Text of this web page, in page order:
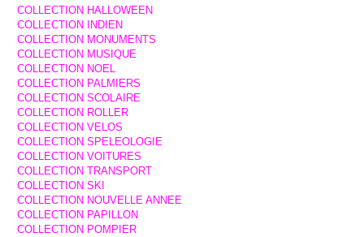
COLLECTION HALLOWEEN
COLLECTION INDIEN
COLLECTION MONUMENTS
COLLECTION MUSIQUE
COLLECTION NOEL
COLLECTION PALMIERS
COLLECTION SCOLAIRE
COLLECTION ROLLER
COLLECTION VELOS
COLLECTION SPELEOLOGIE
COLLECTION VOITURES
COLLECTION TRANSPORT
COLLECTION SKI
COLLECTION NOUVELLE ANNEE
COLLECTION PAPILLON
COLLECTION POMPIER